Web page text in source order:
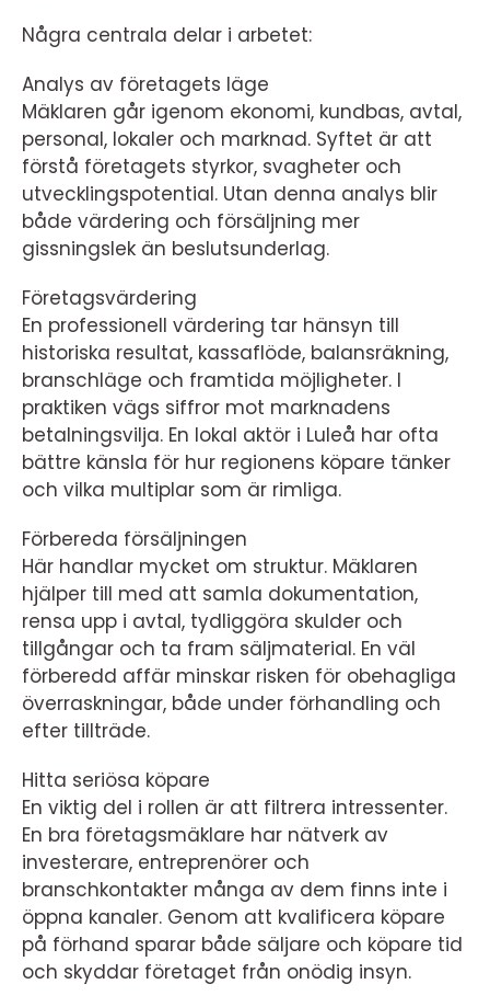
Några centrala delar i arbetet:
Analys av företagets läge
Mäklaren går igenom ekonomi, kundbas, avtal,
personal, lokaler och marknad. Syftet är att
förstå företagets styrkor, svagheter och
utvecklingspotential. Utan denna analys blir
både värdering och försäljning mer
gissningslek än beslutsunderlag.
Företagsvärdering
En professionell värdering tar hänsyn till
historiska resultat, kassaflöde, balansräkning,
branschläge och framtida möjligheter. I
praktiken vägs siffror mot marknadens
betalningsvilja. En lokal aktör i Luleå har ofta
bättre känsla för hur regionens köpare tänker
och vilka multiplar som är rimliga.
Förbereda försäljningen
Här handlar mycket om struktur. Mäklaren
hjälper till med att samla dokumentation,
rensa upp i avtal, tydliggöra skulder och
tillgångar och ta fram säljmaterial. En väl
förberedd affär minskar risken för obehagliga
överraskningar, både under förhandling och
efter tillträde.
Hitta seriösa köpare
En viktig del i rollen är att filtrera intressenter.
En bra företagsmäklare har nätverk av
investerare, entreprenörer och
branschkontakter många av dem finns inte i
öppna kanaler. Genom att kvalificera köpare
på förhand sparar både säljare och köpare tid
och skyddar företaget från onödig insyn.